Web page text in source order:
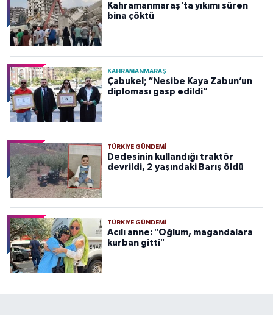
Kahramanmaraş'ta yıkımı süren
bina çöktü
KAHRAMANMARAŞ
Çabukel; “Nesibe Kaya Zabun’un
diploması gasp edildi”
TÜRKIYE GÜNDEMI
Dedesinin kullandığı traktör
devrildi, 2 yaşındaki Barış öldü
TÜRKIYE GÜNDEMI
Acılı anne: "Oğlum, magandalara
kurban gitti"